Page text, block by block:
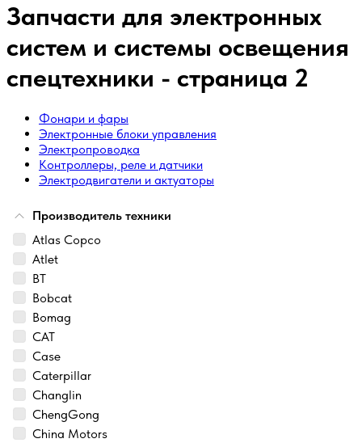
Запчасти для электронных
систем и системы освещения
спецтехники - страница 2
Фонари и фары
Электронные блоки управления
Электропроводка
Контроллеры, реле и датчики
Электродвигатели и актуаторы
Производитель техники
Atlas Copco
Atlet
BT
Bobcat
Bomag
CAT
Case
Caterpillar
Changlin
ChengGong
China Motors